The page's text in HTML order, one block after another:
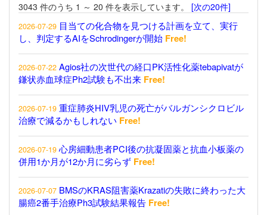
3043 件のうち 1 ～ 20 件を表示しています。 [次の20件]
2026-07-29 目当ての化合物を見つける計画を立て、実行
し、判定するAIをSchrodingerが開始 Free!
2026-07-22 Agios社の次世代の経口PK活性化薬tebapivatが
鎌状赤血球症Ph2試験も不出来 Free!
2026-07-19 重症肺炎HIV乳児の死亡がバルガンシクロビル
治療で減るかもしれない Free!
2026-07-19 心房細動患者PCI後の抗凝固薬と抗血小板薬の
併用1か月が12か月に劣らず Free!
2026-07-07 BMSのKRAS阻害薬Krazatiの失敗に終わった大
腸癌2番手治療Ph3試験結果報告 Free!